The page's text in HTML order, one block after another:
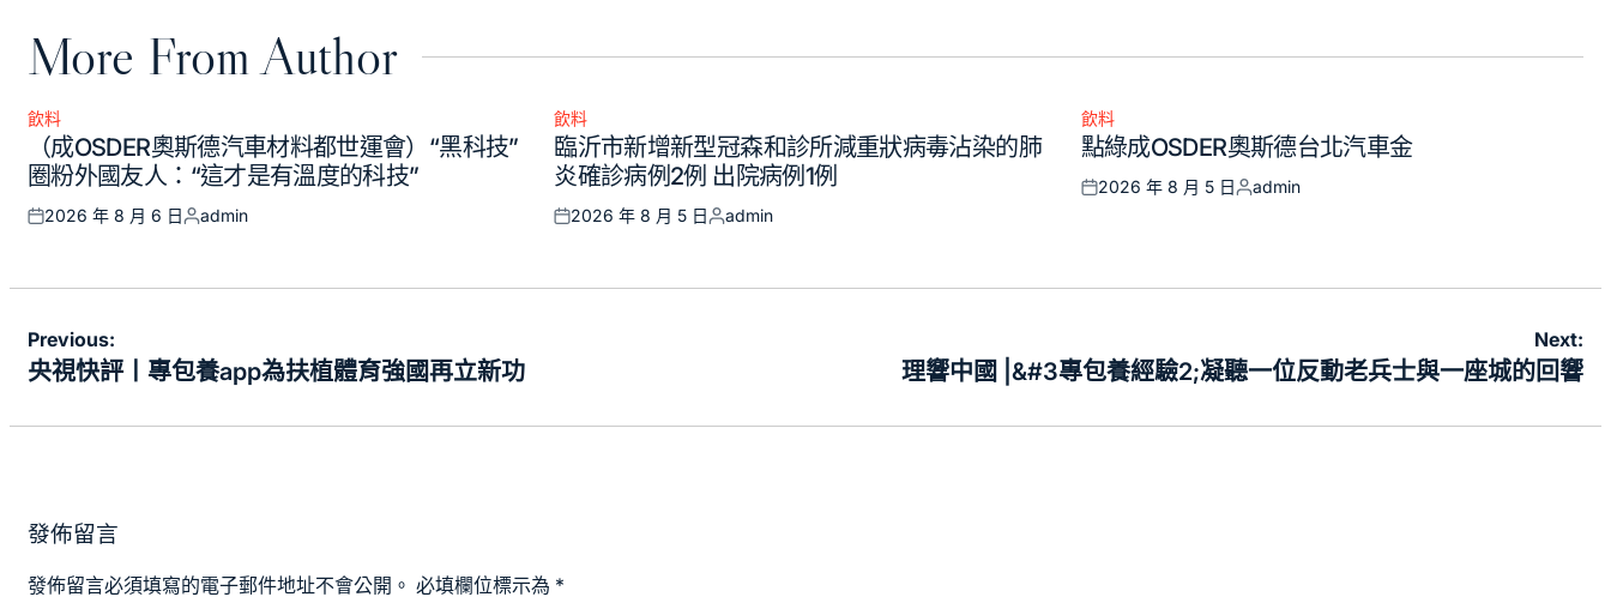
More From Author
Posted
飲料
（成OSDER奧斯德汽車材料都世運會）“黑科技”
圈粉外國友人：“這才是有溫度的科技”
Posted
2026 年 8 月 6 日
Posted
admin
Posted
in
飲料
臨沂市新增新型冠森和診所減重狀病毒沾染的肺
炎確診病例2例 出院病例1例
Posted
2026 年 8 月 5 日
Posted
admin
Posted
in
飲料
點綠成OSDER奧斯德台北汽車金
Posted
2026 年 8 月 5 日
Posted
admin
文
章
Previous:
央視快評丨專包養app為扶植體育強國再立新功
Next:
理響中國 |&#3專包養經驗2;凝聽一位反動老兵士與一座城的回響
發佈留言
發佈留言必須填寫的電子郵件地址不會公開。 必填欄位標示為 *